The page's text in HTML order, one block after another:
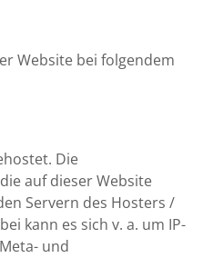
Website bei folgendem
Die
auf dieser Website
Servern des Hosters /
kann es sich v. a. um IP-
und